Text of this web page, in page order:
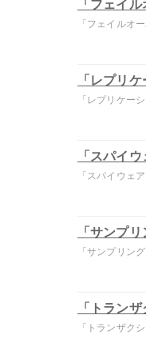
「フェイ
「フェイルオ
「レプリ
「レプリケー
「スパイ
「スパイウェ
「サンプ
「サンプリン
「トラン
「トランザク